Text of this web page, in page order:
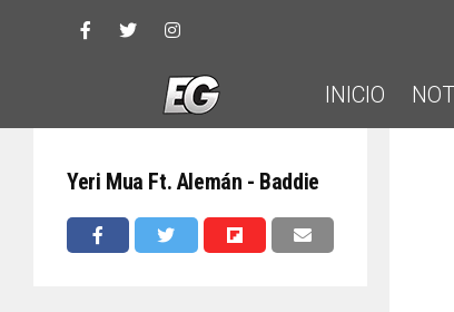
INICIO
Yeri Mua Ft. Alemán - Baddie